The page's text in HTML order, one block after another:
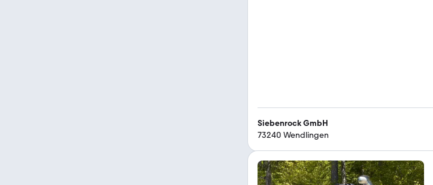
Siebenrock GmbH
73240 Wendlingen